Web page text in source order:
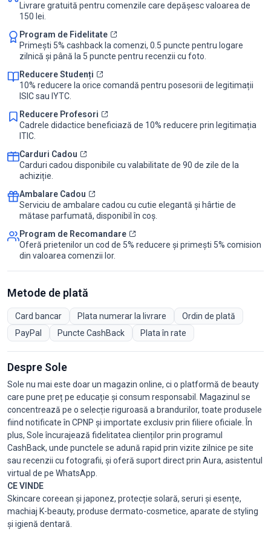
Livrare gratuită pentru comenzile care depășesc valoarea de
150 lei.
Program de Fidelitate
Primești 5% cashback la comenzi, 0.5 puncte pentru logare
zilnică și până la 5 puncte pentru recenzii cu foto.
Reducere Studenți
10% reducere la orice comandă pentru posesorii de legitimații
ISIC sau IYTC.
Reducere Profesori
Cadrele didactice beneficiază de 10% reducere prin legitimația
ITIC.
Carduri Cadou
Carduri cadou disponibile cu valabilitate de 90 de zile de la
achiziție.
Ambalare Cadou
Serviciu de ambalare cadou cu cutie elegantă și hârtie de
mătase parfumată, disponibil în coș.
Program de Recomandare
Oferă prietenilor un cod de 5% reducere și primești 5% comision
din valoarea comenzii lor.
Metode de plată
Card bancar Plata numerar la livrare
Ordin de plată
PayPal
Puncte CashBack Plata în rate
Despre Sole
Sole nu mai este doar un magazin online, ci o platformă de beauty
care pune preț pe educație și consum responsabil. Magazinul se
concentrează pe o selecție riguroasă a brandurilor, toate produsele
fiind notificate în CPNP și importate exclusiv prin filiere oficiale. În
plus, Sole încurajează fidelitatea clienților prin programul
CashBack, unde punctele se adună rapid prin vizite zilnice pe site
sau recenzii cu fotografii, și oferă suport direct prin Aura, asistentul
virtual de pe WhatsApp.
CE VINDE
Skincare coreean și japonez, protecție solară, seruri și esențe,
machiaj K-beauty, produse dermato-cosmetice, aparate de styling
și igienă dentară.